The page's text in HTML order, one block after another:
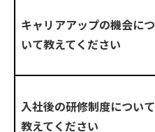
キャリアアップの機会につ
いて教えてください
入社後の研修制度について
教えてください